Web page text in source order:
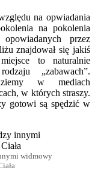
na opwiadania
na pokolenia
przez
znajdował się jakiś
to naturalnie
„zabawach”.
w mediach
w których straszy.
gotowi są spędzić w
widmowy